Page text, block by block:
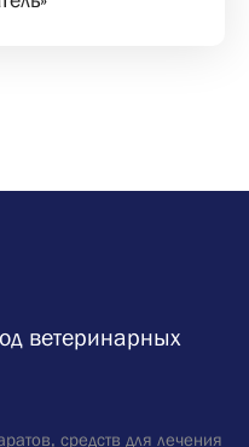
ветеринарных
средств для лечения